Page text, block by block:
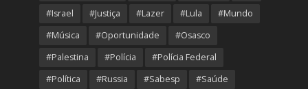
#Israel
#Justiça #Lazer #Lula
#Mundo
#Música
#Oportunidade
#Osasco
#Palestina
#Polícia
#Polícia Federal
#Política
#Russia #Sabesp
#Saúde